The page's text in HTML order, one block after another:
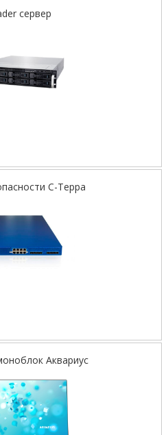
сервер
С-Терра
Аквариус